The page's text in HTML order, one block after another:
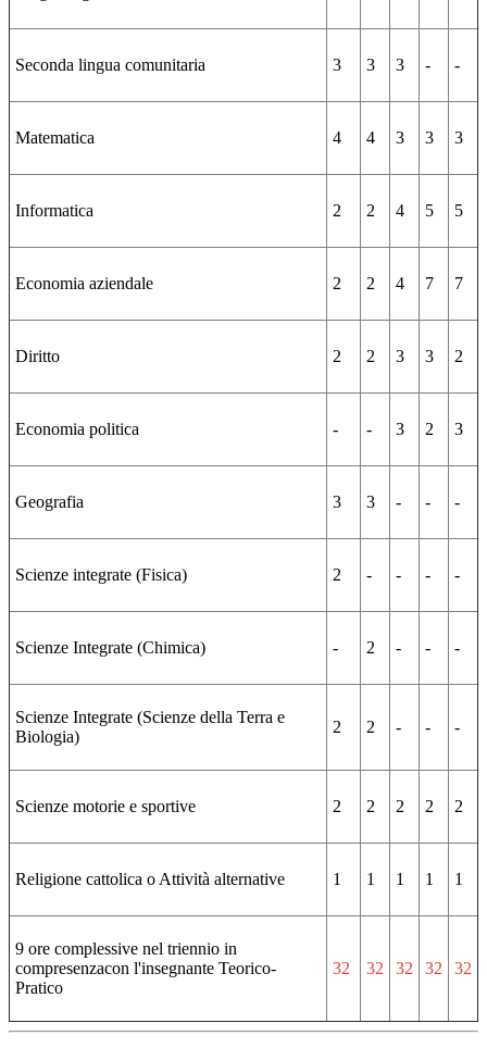
Seconda lingua comunitaria 3 3 3 - -
Matematica 4 4 3 3 3
Informatica 2 2 4 5 5
Economia aziendale 2 2 4 7 7
Diritto 2 2 3 3 2
Economia politica - - 3 2 3
Geografia 3 3 - - -
Scienze integrate (Fisica) 2 - - - -
Scienze Integrate (Chimica) - 2 - - -
Scienze Integrate (Scienze della Terra e
Biologia)
2 2 - - -
Scienze motorie e sportive 2 2 2 2 2
Religione cattolica o Attività alternative 1 1 1 1 1
9 ore complessive nel triennio in
compresenzacon l'insegnante Teorico-
Pratico
32 32 32 32 32